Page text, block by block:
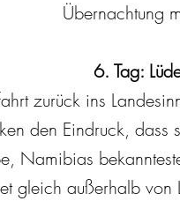
Übernachtung
6. Tag:
zurück ins
den Eindruck, dass
Namibias
gleich außerhalb